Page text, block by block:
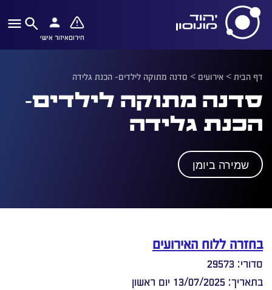
חירוםאיזור אישי
דף הבית> אירועים > סדנה מתוקה לילדים- הכנת גלידה
סדנה מתוקה לילדים-
הכנת גלידה
שמירה ביומן
בחזרה ללוח האירועים
סדורי: 29573
בתאריך: 13/07/2025 יום ראשון